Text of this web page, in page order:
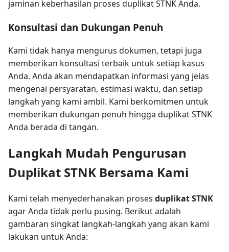
jaminan keberhasilan proses duplikat STNK Anda.
Konsultasi dan Dukungan Penuh
Kami tidak hanya mengurus dokumen, tetapi juga
memberikan konsultasi terbaik untuk setiap kasus
Anda. Anda akan mendapatkan informasi yang jelas
mengenai persyaratan, estimasi waktu, dan setiap
langkah yang kami ambil. Kami berkomitmen untuk
memberikan dukungan penuh hingga duplikat STNK
Anda berada di tangan.
Langkah Mudah Pengurusan
Duplikat STNK Bersama Kami
Kami telah menyederhanakan proses duplikat STNK
agar Anda tidak perlu pusing. Berikut adalah
gambaran singkat langkah-langkah yang akan kami
lakukan untuk Anda: